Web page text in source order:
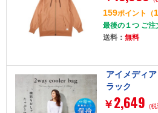
159ポイント （1
最後の１つ ご注
送料： 無料
アイメディ
ラック
￥ 2,649 (税